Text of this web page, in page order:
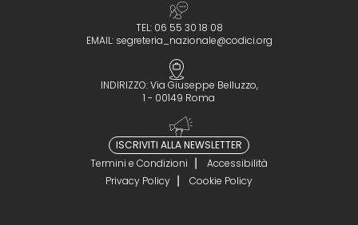
TEL: 06 55 30 18 08
EMAIL: segreteria_nazionale@codici.org
INDIRIZZO: Via Giuseppe Belluzzo,
1 - 00149 Roma
ISCRIVITI ALLA NEWSLETTER
Termini e Condizioni
Accessibilità
Privacy Policy
Cookie Policy